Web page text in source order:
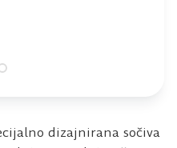
dizajnirana sočiva